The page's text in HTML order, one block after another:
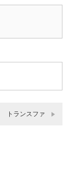
トランスファ